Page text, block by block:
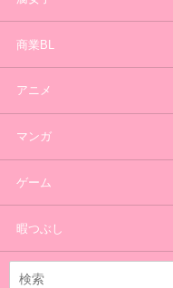
商業BL
アニメ
マンガ
ゲーム
暇つぶし